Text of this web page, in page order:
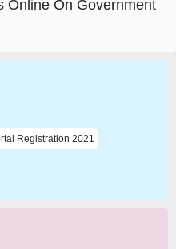
Online On Government
Registration 2021